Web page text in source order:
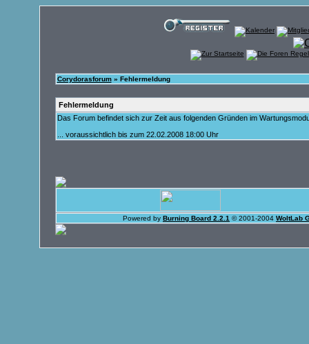
Corydorasforum» Fehlermeldung
Fehlermeldung
Das Forum befindet sich zur Zeit aus folgenden Gründen im
... voraussichtlich bis zum 22.02.2008 18:00 Uhr
Powered by Burning Board 2.2.1 © 2001-2004 WoltLab